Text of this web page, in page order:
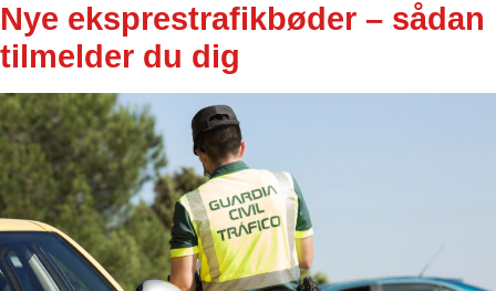
Nye eksprestrafikbøder – sådan
tilmelder du dig